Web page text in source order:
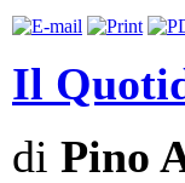
Il
di Pino